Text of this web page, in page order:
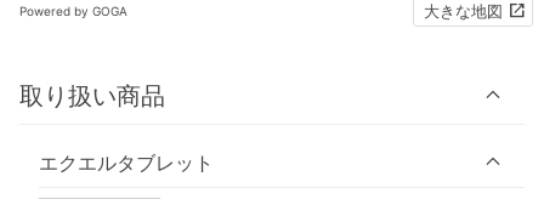
Powered by GOGA 大きな地図
取り扱い商品
エクエルタブレット